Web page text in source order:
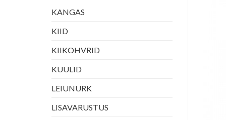
KANGAS
KIID
KIIKOHVRID
KUULID
LEIUNURK
LISAVARUSTUS